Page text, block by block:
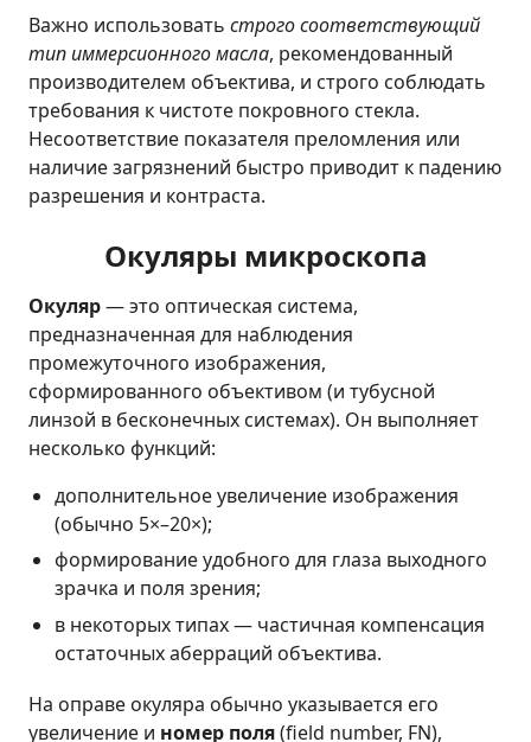
Важно использовать строго соответствующий
тип иммерсионного масла, рекомендованный
производителем объектива, и строго соблюдать
требования к чистоте покровного стекла.
Несоответствие показателя преломления или
наличие загрязнений быстро приводит к падению
разрешения и контраста.
Окуляры микроскопа
Окуляр— это оптическая система,
предназначенная для наблюдения
промежуточного изображения,
сформированного объективом (и тубусной
линзой в бесконечных системах). Он выполняет
несколько функций:
дополнительное увеличение изображения
(обычно 5×–20×);
формирование удобного для глаза выходного
зрачка и поля зрения;
в некоторых типах — частичная компенсация
остаточных аберраций объектива.
На оправе окуляра обычно указывается его
увеличение и номер поля(field number, FN),